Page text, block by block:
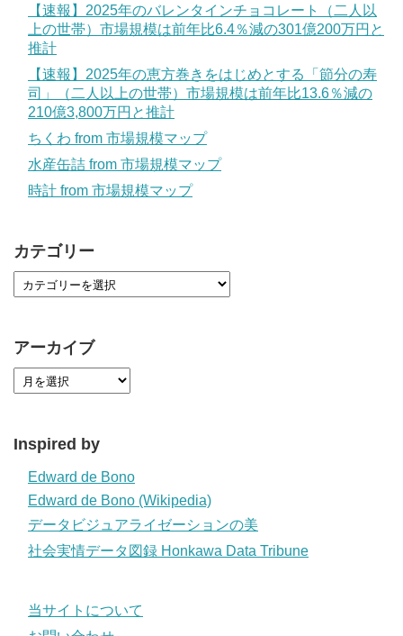
【速報】2025年のバレンタインチョコレート（二人以
上の世帯）市場規模は前年比6.4％減の301億200万円と
推計
【速報】2025年の恵方巻きをはじめとする「節分の寿
司」（二人以上の世帯）市場規模は前年比13.6％減の
210億3,800万円と推計
ちくわ from 市場規模マップ
水産缶詰 from 市場規模マップ
時計 from 市場規模マップ
カテゴリー
アーカイブ
Inspired by
Edward de Bono
Edward de Bono (Wikipedia)
データビジュアライゼーションの美
社会実情データ図録 Honkawa Data Tribune
当サイトについて